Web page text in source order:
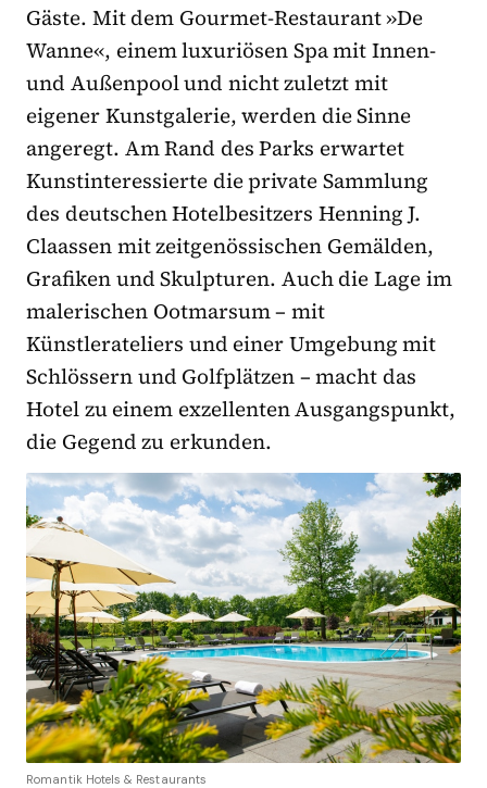
Gäste. Mit dem Gourmet-Restaurant »De
Wanne«, einem luxuriösen Spa mit Innen-
und Außenpool und nicht zuletzt mit
eigener Kunstgalerie, werden die Sinne
angeregt. Am Rand des Parks erwartet
Kunstinteressierte die private Sammlung
des deutschen Hotelbesitzers Henning J.
Claassen mit zeitgenössischen Gemälden,
Grafiken und Skulpturen. Auch die Lage im
malerischen Ootmarsum – mit
Künstlerateliers und einer Umgebung mit
Schlössern und Golfplätzen – macht das
Hotel zu einem exzellenten Ausgangspunkt,
die Gegend zu erkunden.
Romantik Hotels & Restaurants